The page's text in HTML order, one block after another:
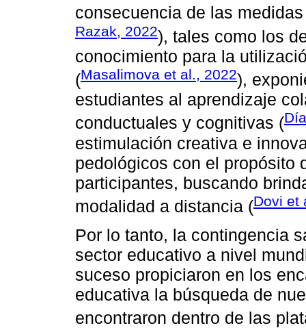
consecuencia de las
Razak, 2022), tales como los
conocimiento para la
(Masalimova et al., 2022),
estudiantes al aprendizaje
conductuales y cognitivas (
estimulación creativa e
pedológicos con el propósito
participantes, buscando
modalidad a distancia (Dovi et
Por lo tanto, la contingencia
sector educativo a nivel
suceso propiciaron en los
educativa la búsqueda de
encontraron dentro de las